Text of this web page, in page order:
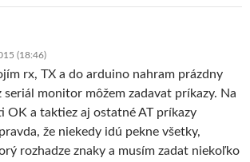
(18:46)
rx, TX a do arduino nahram prázdny
monitor môžem zadavat príkazy. Na
OK a taktiez aj ostatné AT príkazy
že niekedy idú pekne všetky,
rozhadze znaky a musím zadat niekoľko